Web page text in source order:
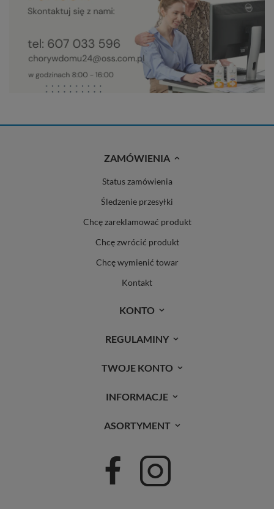
ZAMÓWIENIA
Status zamówienia
Śledzenie przesyłki
Chcę zareklamować produkt
Chcę zwrócić produkt
Chcę wymienić towar
Kontakt
KONTO
REGULAMINY
TWOJE KONTO
INFORMACJE
ASORTYMENT